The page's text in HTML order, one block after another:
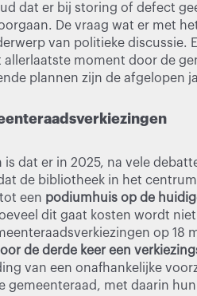
dat er bij storing of defect
De vraag wat er met
van politieke discussie.
moment door de
plannen zijn de afgelopen
is dat er in 2025, na vele
de bibliotheek in het
een podiumhuis op de
dit gaat kosten wordt
op 18
de derde keer een
van een onafhankelijke
gemeenteraad, met daarin